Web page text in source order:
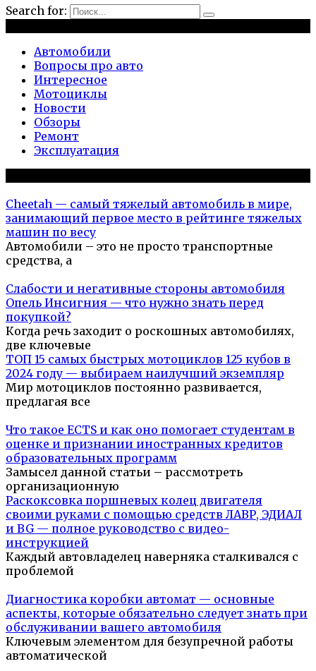
Search for:
Автомобили
Вопросы про авто
Интересное
Мотоциклы
Новости
Обзоры
Ремонт
Эксплуатация
Cheetah — самый тяжелый автомобиль в мире,
занимающий первое место в рейтинге тяжелых
машин по весу
Автомобили – это не просто транспортные
средства, а
Слабости и негативные стороны автомобиля
Опель Инсигния — что нужно знать перед
покупкой?
Когда речь заходит о роскошных автомобилях,
две ключевые
ТОП 15 самых быстрых мотоциклов 125 кубов в
2024 году — выбираем наилучший экземпляр
Мир мотоциклов постоянно развивается,
предлагая все
Что такое ECTS и как оно помогает студентам в
оценке и признании иностранных кредитов
образовательных программ
Замысел данной статьи – рассмотреть
организационную
Раскоксовка поршневых колец двигателя
своими руками с помощью средств ЛАВР, ЭДИАЛ
и BG — полное руководство с видео-
инструкцией
Каждый автовладелец наверняка сталкивался с
проблемой
Диагностика коробки автомат — основные
аспекты, которые обязательно следует знать при
обслуживании вашего автомобиля
Ключевым элементом для безупречной работы
автоматической